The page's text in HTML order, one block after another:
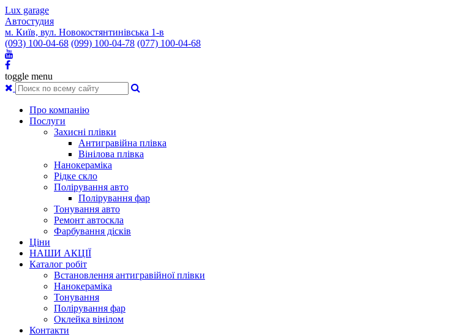
Lux garage
Автостудия
м. Київ, вул. Новокостянтинівська 1-в
(093) 100-04-68 (099) 100-04-78 (077) 100-04-68
toggle menu
Про компанію
Послуги
Захисні плівки
Антигравійна плівка
Вінілова плівка
Нанокераміка
Рідке скло
Полірування авто
Полірування фар
Тонування авто
Ремонт автоскла
Фарбування дісків
Ціни
НАШИ АКЦІЇ
Каталог робіт
Встановлення антигравійної плівки
Нанокераміка
Тонування
Полірування фар
Оклейка вінілом
Контакти